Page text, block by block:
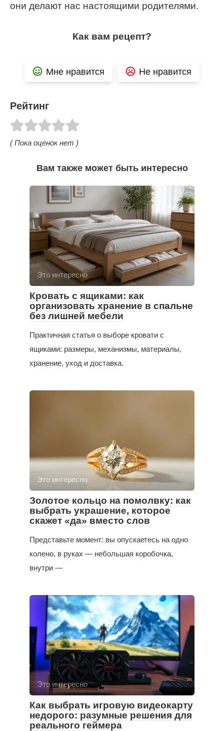
они делают нас настоящими родителями.
Как вам рецепт?
Мне нравится Не нравится
Рейтинг
( Пока оценок нет )
Вам также может быть интересно
Это интересно
Кровать с ящиками: как
организовать хранение в спальне
без лишней мебели
Практичная статья о выборе кровати с
ящиками: размеры, механизмы, материалы,
хранение, уход и доставка.
Это интересно
Золотое кольцо на помолвку: как
выбрать украшение, которое
скажет «да» вместо слов
Представьте момент: вы опускаетесь на одно
колено, в руках — небольшая коробочка,
внутри —
Это интересно
Как выбрать игровую видеокарту
недорого: разумные решения для
реального геймера